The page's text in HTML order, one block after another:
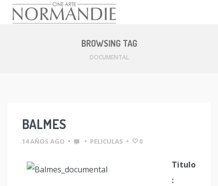
BROWSING TAG
DOCUMENTAL
BALMES
14 AÑOS AGO • • PELICULAS • 0
Titulo
: